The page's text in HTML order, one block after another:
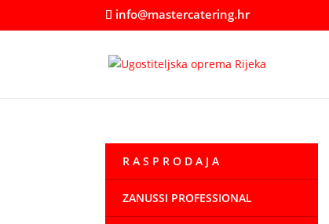
info@mastercatering.hr
R A S P R O D A J A
ZANUSSI PROFESSIONAL